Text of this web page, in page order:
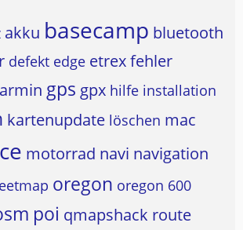
akku basecamp bluetooth
defekt edge etrexfehler
gps gpx hilfe installation
kartenupdate löschen mac
motorrad navi navigation
oregon oregon 600
poi qmapshack route